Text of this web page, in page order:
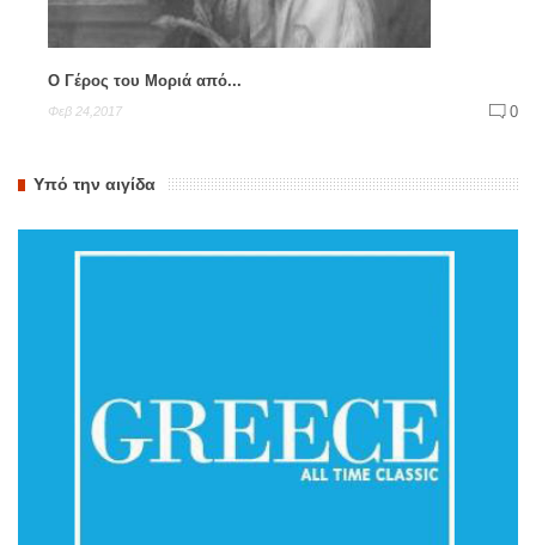
Ο Γέρος του Μοριά από...
Φεβ 24,2017 0
Υπό την αιγίδα